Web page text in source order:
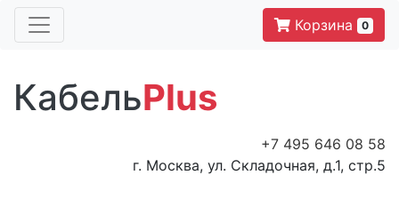
Корзина 0
КабельPlus
+7 495 646 08 58
г. Москва, ул. Складочная, д.1, стр.5